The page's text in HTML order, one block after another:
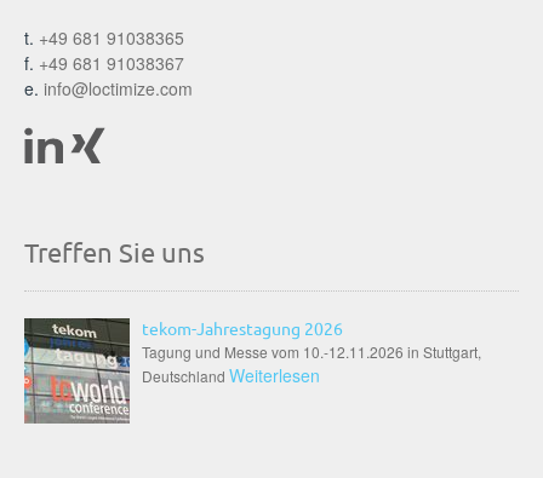
t. +49 681 91038365
f. +49 681 91038367
e. info@loctimize.com
Treffen Sie uns
tekom-Jahrestagung 2026
Tagung und Messe vom 10.-12.11.2026 in Stuttgart,
Deutschland Weiterlesen